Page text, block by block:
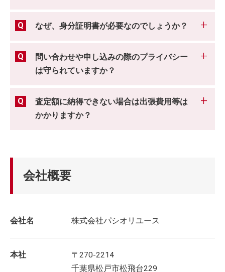
なぜ、身分証明書が必要なのでしょうか？
問い合わせや申し込みの際のプライバシー
は守られていますか？
査定額に納得できない場合は出張費用等は
かかりますか？
会社概要
会社名 株式会社パシオリユース
本社
〒270-2214
千葉県松戸市松飛台229